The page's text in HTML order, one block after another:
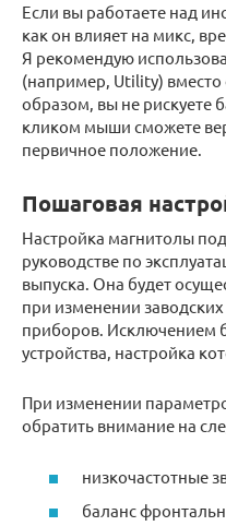
Если вы работаете над
как он влияет на микс,
Я рекомендую
(например, Utility)
образом, вы не рискуете
кликом мыши сможете
первичное положение.
Пошаговая
Настройка магнитолы
руководстве по
выпуска. Она будет
при изменении
приборов. Исключением
устройства, настройка
При изменении
обратить внимание на
низкочастотные
баланс